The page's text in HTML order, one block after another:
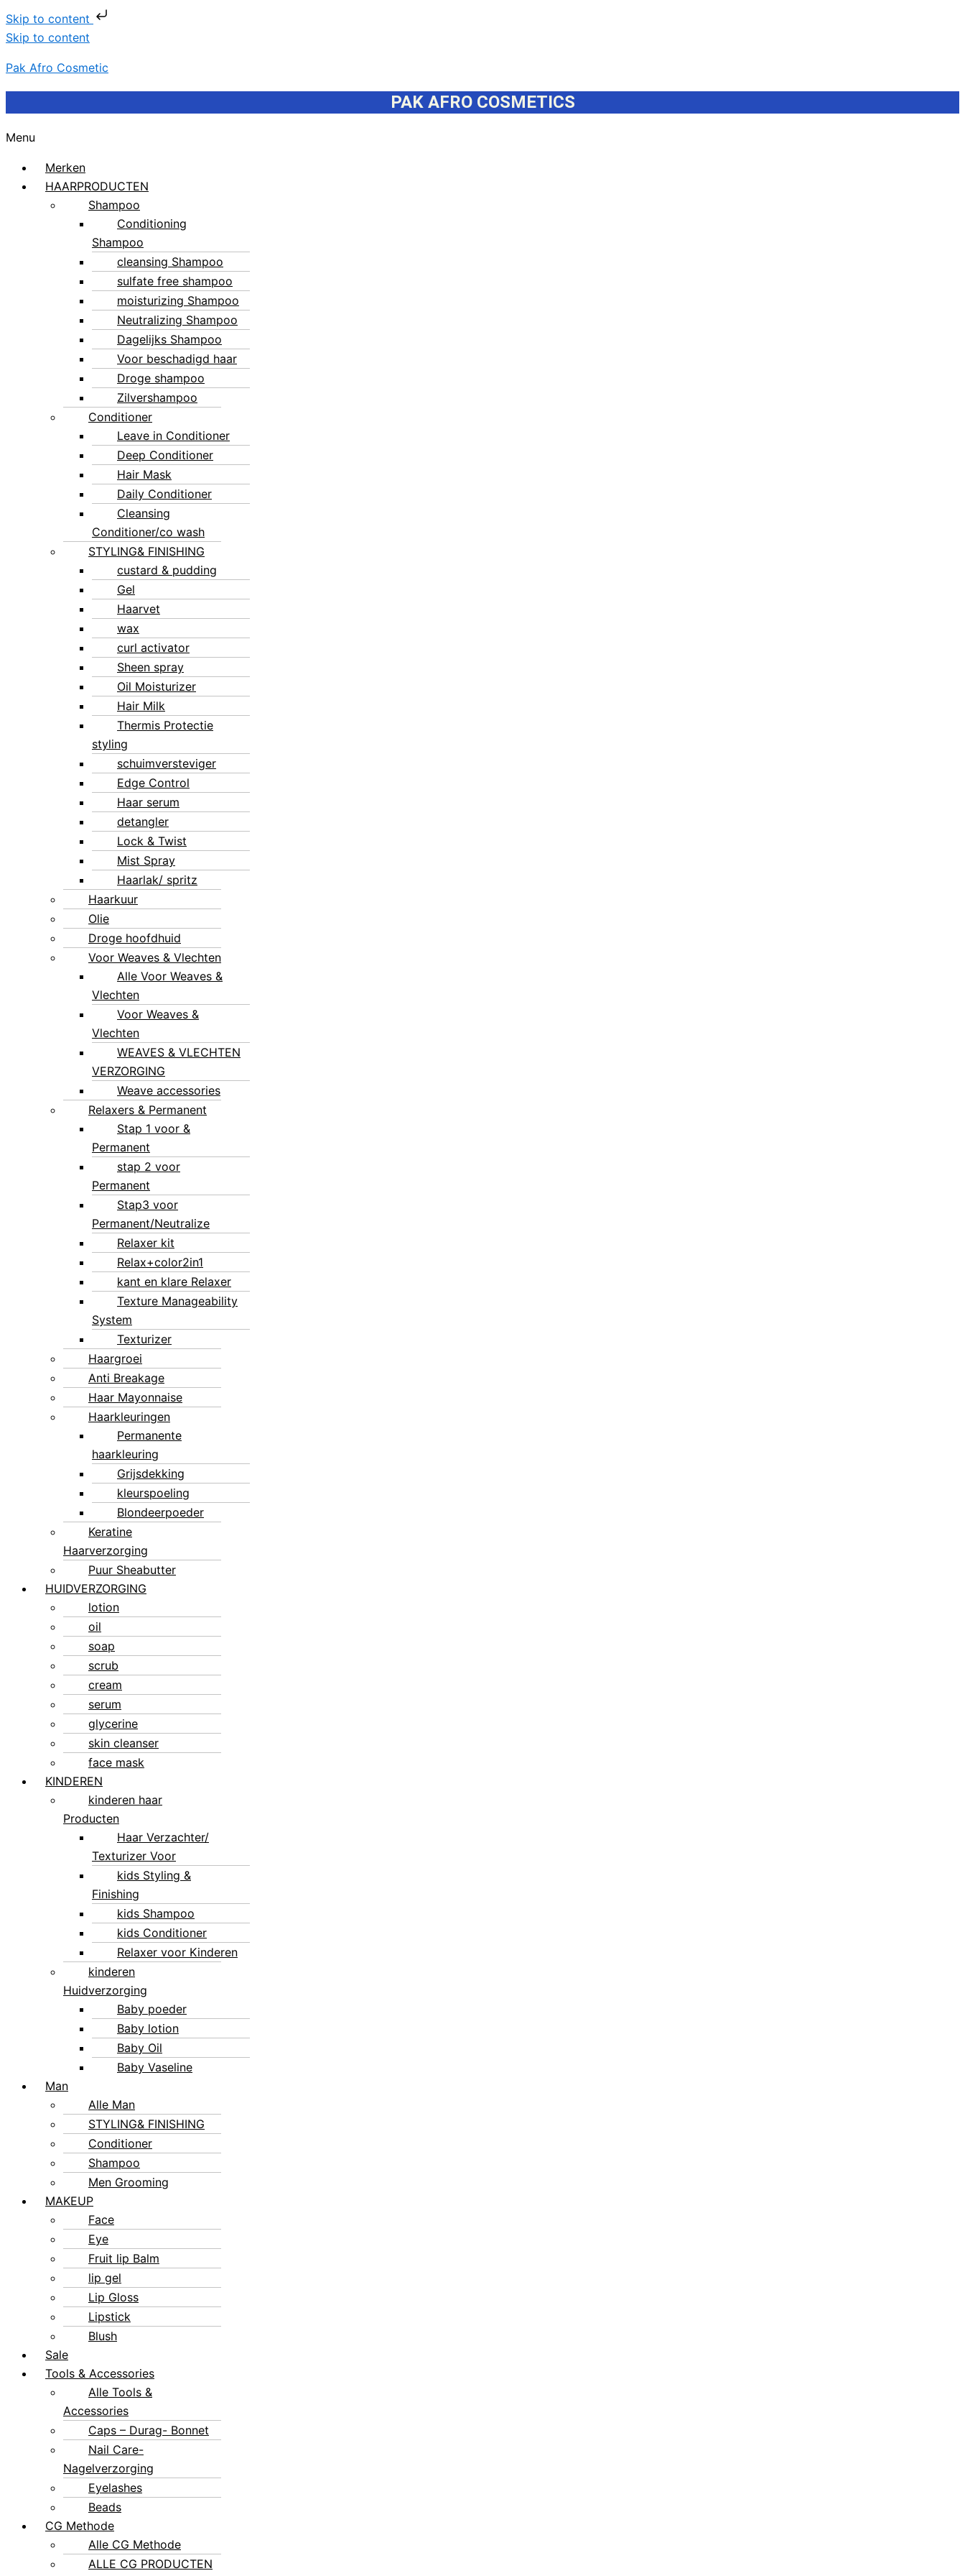
Skip to content
Skip to content
Pak Afro Cosmetic
PAK AFRO COSMETICS
Menu
Merken
HAARPRODUCTEN
Shampoo
Conditioning
Shampoo
cleansing Shampoo
sulfate free shampoo
moisturizing Shampoo
Neutralizing Shampoo
Dagelijks Shampoo
Voor beschadigd haar
Droge shampoo
Zilvershampoo
Conditioner
Leave in Conditioner
Deep Conditioner
Hair Mask
Daily Conditioner
Cleansing
Conditioner/co wash
STYLING& FINISHING
custard & pudding
Gel
Haarvet
wax
curl activator
Sheen spray
Oil Moisturizer
Hair Milk
Thermis Protectie
styling
schuimversteviger
Edge Control
Haar serum
detangler
Lock & Twist
Mist Spray
Haarlak/ spritz
Haarkuur
Olie
Droge hoofdhuid
Voor Weaves & Vlechten
Alle Voor Weaves &
Vlechten
Voor Weaves &
Vlechten
WEAVES & VLECHTEN
VERZORGING
Weave accessories
Relaxers & Permanent
Stap 1 voor &
Permanent
stap 2 voor
Permanent
Stap3 voor
Permanent/Neutralize
Relaxer kit
Relax+color2in1
kant en klare Relaxer
Texture Manageability
System
Texturizer
Haargroei
Anti Breakage
Haar Mayonnaise
Haarkleuringen
Permanente
haarkleuring
Grijsdekking
kleurspoeling
Blondeerpoeder
Keratine
Haarverzorging
Puur Sheabutter
HUIDVERZORGING
lotion
oil
soap
scrub
cream
serum
glycerine
skin cleanser
face mask
KINDEREN
kinderen haar
Producten
Haar Verzachter/
Texturizer Voor
kids Styling &
Finishing
kids Shampoo
kids Conditioner
Relaxer voor Kinderen
kinderen
Huidverzorging
Baby poeder
Baby lotion
Baby Oil
Baby Vaseline
Man
Alle Man
STYLING& FINISHING
Conditioner
Shampoo
Men Grooming
MAKEUP
Face
Eye
Fruit lip Balm
lip gel
Lip Gloss
Lipstick
Blush
Sale
Tools & Accessories
Alle Tools &
Accessories
Caps – Durag- Bonnet
Nail Care-
Nagelverzorging
Eyelashes
Beads
CG Methode
Alle CG Methode
ALLE CG PRODUCTEN